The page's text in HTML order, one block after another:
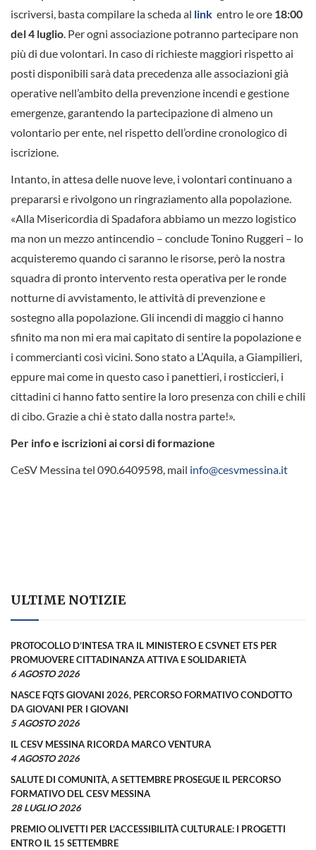
iscriversi, basta compilare la scheda al link entro le ore 18:00
del 4 luglio. Per ogni associazione potranno partecipare non
più di due volontari. In caso di richieste maggiori rispetto ai
posti disponibili sarà data precedenza alle associazioni già
operative nell’ambito della prevenzione incendi e gestione
emergenze, garantendo la partecipazione di almeno un
volontario per ente, nel rispetto dell’ordine cronologico di
iscrizione.
Intanto, in attesa delle nuove leve, i volontari continuano a
prepararsi e rivolgono un ringraziamento alla popolazione.
«Alla Misericordia di Spadafora abbiamo un mezzo logistico
ma non un mezzo antincendio – conclude Tonino Ruggeri – lo
acquisteremo quando ci saranno le risorse, però la nostra
squadra di pronto intervento resta operativa per le ronde
notturne di avvistamento, le attività di prevenzione e
sostegno alla popolazione. Gli incendi di maggio ci hanno
sfinito ma non mi era mai capitato di sentire la popolazione e
i commercianti così vicini. Sono stato a L’Aquila, a Giampilieri,
eppure mai come in questo caso i panettieri, i rosticcieri, i
cittadini ci hanno fatto sentire la loro presenza con chili e chili
di cibo. Grazie a chi è stato dalla nostra parte!».
Per info e iscrizioni ai corsi di formazione
CeSV Messina tel 090.6409598, mail info@cesvmessina.it
ULTIME NOTIZIE
PROTOCOLLO D’INTESA TRA IL MINISTERO E CSVNET ETS PER
PROMUOVERE CITTADINANZA ATTIVA E SOLIDARIETÀ
6 AGOSTO 2026
NASCE FQTS GIOVANI 2026, PERCORSO FORMATIVO CONDOTTO
DA GIOVANI PER I GIOVANI
5 AGOSTO 2026
IL CESV MESSINA RICORDA MARCO VENTURA
4 AGOSTO 2026
SALUTE DI COMUNITÀ, A SETTEMBRE PROSEGUE IL PERCORSO
FORMATIVO DEL CESV MESSINA
28 LUGLIO 2026
PREMIO OLIVETTI PER L’ACCESSIBILITÀ CULTURALE: I PROGETTI
ENTRO IL 15 SETTEMBRE